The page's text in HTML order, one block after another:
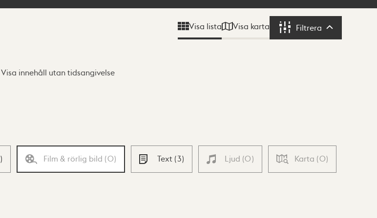
Visa lista Visa karta Filtrera Filtrera
Visa innehåll utan tidsangivelse
) Film & rörlig bild (0) Text (3) Ljud (0) Karta (0)